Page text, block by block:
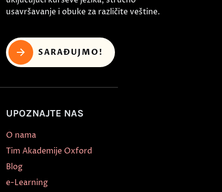
usavršavanje i obuke za različite veštine.
SARAĐUJMO!
UPOZNAJTE NAS
O nama
Tim Akademije Oxford
Blog
e-Learning